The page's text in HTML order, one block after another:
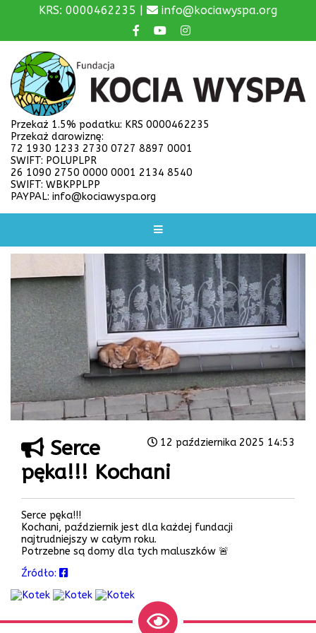
KRS: 0000462235 | info@kociawyspa.org
Przekaż 1.5% podatku: KRS 0000462235
Przekaż darowiznę:
72 1930 1233 2730 0727 8897 0001
SWIFT: POLUPLPR
26 1090 2750 0000 0001 2134 8540
SWIFT: WBKPPLPP
PAYPAL: info@kociawyspa.org
12 października 2025 14:53
Serce
pęka!!! Kochani
Serce pęka!!!
Kochani, październik jest dla każdej fundacji
najtrudniejszy w całym roku.
Potrzebne są domy dla tych maluszków 🚨
Źródło: